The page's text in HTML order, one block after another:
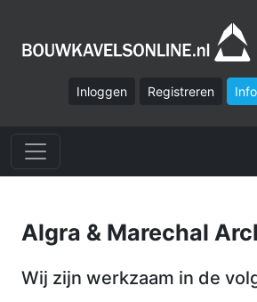
Inloggen Registreren
Algra & Marechal
Wij zijn werkzaam in de